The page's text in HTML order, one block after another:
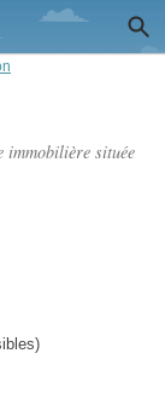
immobilière située